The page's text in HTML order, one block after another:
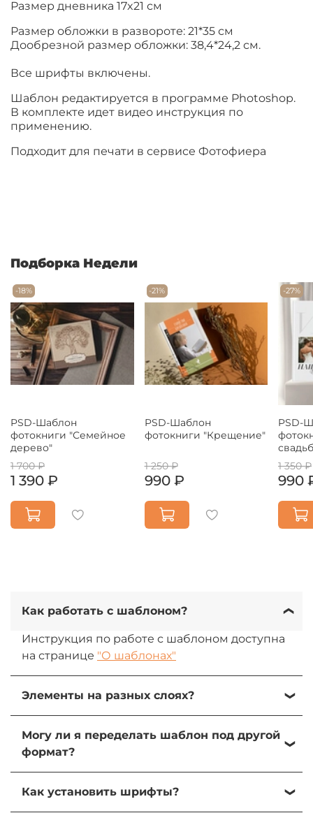
Размер дневника 17x21 см
Размер обложки в развороте: 21*35 см
Дообрезной размер обложки: 38,4*24,2 см.
Все шрифты включены.
Шаблон редактируется в программе Photoshop.
В комплекте идет видео инструкция по
применению.
Подходит для печати в сервисе Фотофиера
Подборка Недели
-18%
PSD-Шаблон
фотокниги "Семейное
дерево"
1 700 ₽
1 390 ₽
-21%
PSD-Шаблон
фотокниги "Крещение"
1 250 ₽
990 ₽
-27%
PSD-
1 350 ₽
990
Как работать с шаблоном?
Инструкция по работе с шаблоном доступна
на странице "О шаблонах"
Элементы на разных слоях?
желании их можно изменить, передвинуть
или удалить.
Могу ли я переделать шаблон под другой
формат?
задачу и использователь элементы для
Как установить шрифты?